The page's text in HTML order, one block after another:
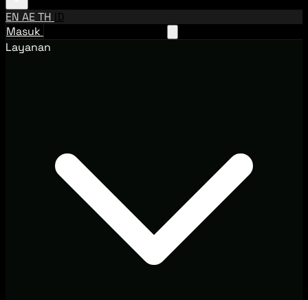
EN AETH ID
Masuk
Layanan